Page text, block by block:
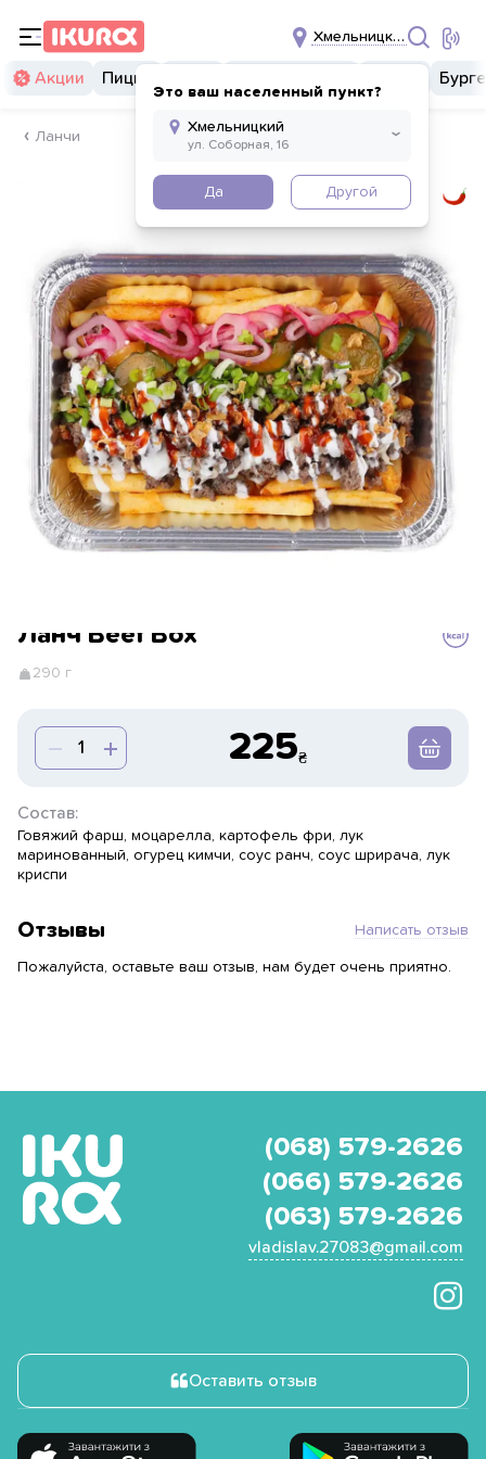
Хмельницкий
Это ваш населенный пункт?
Да Другой
Акции Пицца
Ланчи
Ланч Beef Box
290 г
225
Состав:
Говяжий фарш, моцарелла, картофель фри, лук
маринованный, огурец кимчи, соус ранч, соус шрирача, лук
криспи
Отзывы Написать отзыв
Пожалуйста, оставьте ваш отзыв, нам будет очень приятно.
(068) 579-2626
(066) 579-2626
(063) 579-2626
vladislav.27083@gmail.com
Оставить отзыв